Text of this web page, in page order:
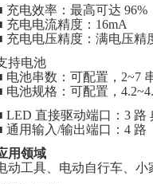
充电效率：最高可达 96%
充电电流精度：16mA
充电电压精度：满电压精
持电池
电池串数：可配置，2~7
电池规格：可配置，
LED 直接驱动端口：3 路
通用输入/输出端口：4 路
用领域
动工具、电动自行车、